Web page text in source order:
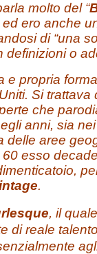
molto del “
ero anche
di “una
o
e propria
Si
che
anni, sia
delle aree
esso
.
, il
di reale